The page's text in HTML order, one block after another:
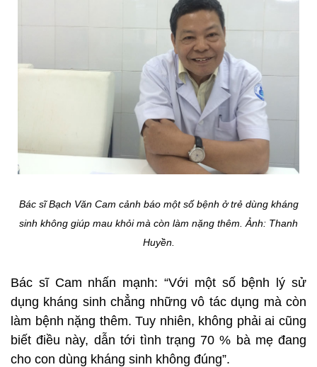
Bác sĩ Bạch Văn Cam cảnh báo một số bệnh ở trẻ dùng kháng
sinh không giúp mau khỏi mà còn làm nặng thêm. Ảnh: Thanh
Huyền.
Bác sĩ Cam nhấn mạnh: “Với một số bệnh lý sử
dụng kháng sinh chẳng những vô tác dụng mà còn
làm bệnh nặng thêm. Tuy nhiên, không phải ai cũng
biết điều này, dẫn tới tình trạng 70 % bà mẹ đang
cho con dùng kháng sinh không đúng”.